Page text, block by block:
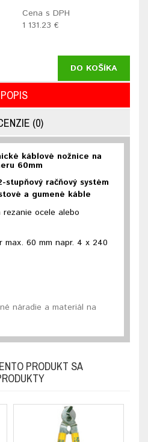
Cena s DPH
1 131.23 €
DO KOŠÍKA
POPIS
(0)
káblové nožnice na
60mm
račňový systém
a gumené káble
ocele alebo
max. 60 mm napr. 4 x 240
náradie a materiál na
PRODUKT SA